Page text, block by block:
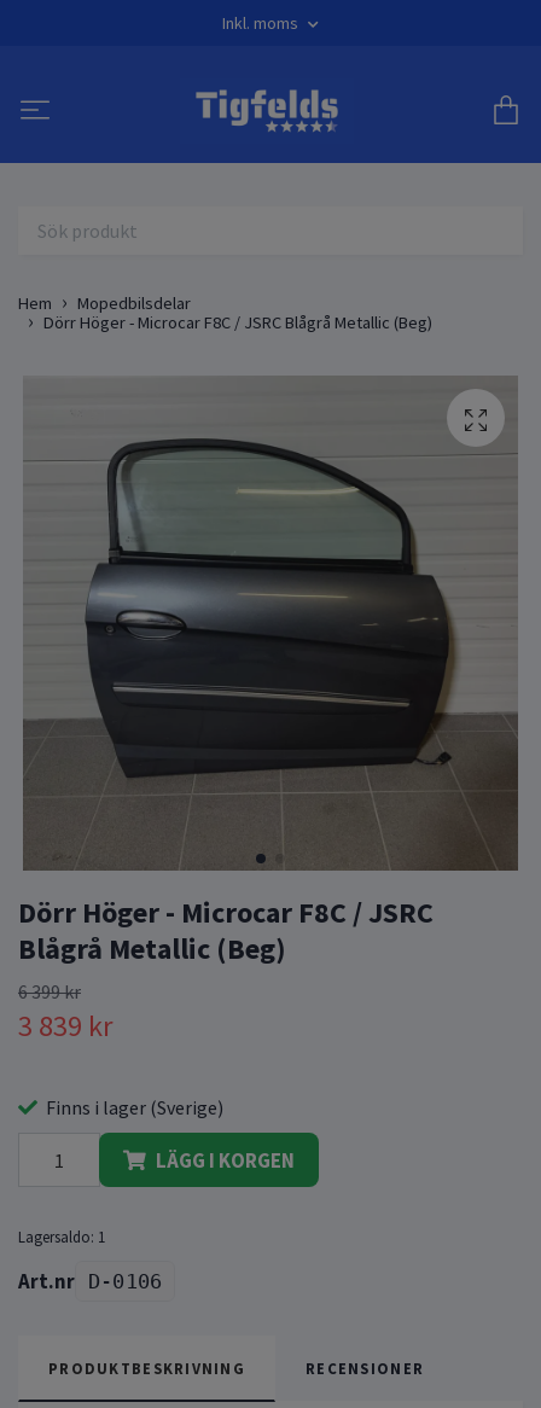
Inkl. moms
Hem
Mopedbilsdelar
Dörr Höger - Microcar F8C / JSRC Blågrå Metallic (Beg)
Dörr Höger - Microcar F8C / JSRC
Blågrå Metallic (Beg)
6 399 kr
3 839 kr
Finns i lager (Sverige)
LÄGG I KORGEN
Lagersaldo: 1
D-0106
PRODUKTBESKRIVNING RECENSIONER